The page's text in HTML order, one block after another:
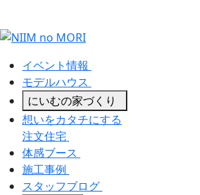
イベント情報
モデルハウス
にいむの家づくり
想いをカタチにする
注文住宅
体感ブース
施工事例
スタッフブログ